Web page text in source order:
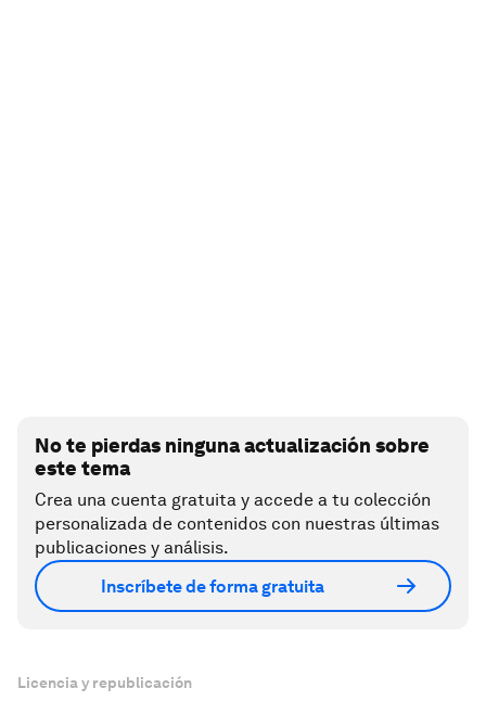
No te pierdas ninguna actualización sobre
este tema
Crea una cuenta gratuita y accede a tu colección
personalizada de contenidos con nuestras últimas
publicaciones y análisis.
Inscríbete de forma gratuita
Licencia y republicación